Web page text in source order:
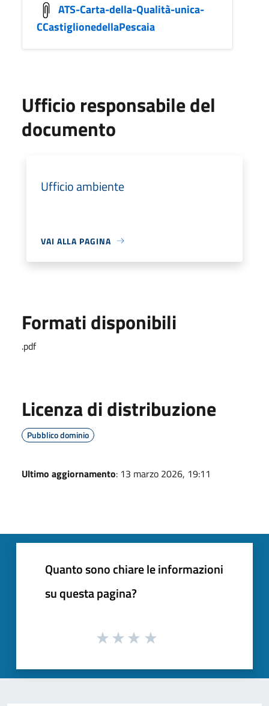
ATS-Carta-della-Qualità-unica-
CCastiglionedellaPescaia
Ufficio responsabile del
documento
Ufficio ambiente
VAI ALLA PAGINA
Formati disponibili
.pdf
Licenza di distribuzione
Pubblico dominio
Ultimo aggiornamento: 13 marzo 2026, 19:11
Quanto sono chiare le informazioni
su questa pagina?